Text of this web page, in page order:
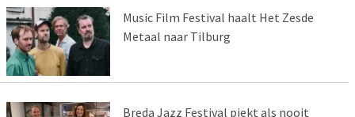
Music Film Festival haalt Het Zesde
Metaal naar Tilburg
Breda Jazz Festival piekt als nooit